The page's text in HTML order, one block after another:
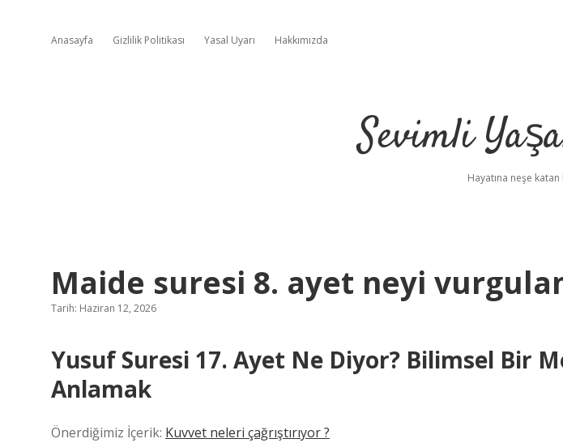
Anasayfa Gizlilik Politikası Yasal Uyarı Hakkımızda
Sevimli
Hayatına neşe
Maide suresi 8. ayet neyi
Tarih: Haziran 12, 2026
Yusuf Suresi 17. Ayet Ne Diyor? Bilimsel Bir
Anlamak
Önerdiğimiz İçerik: Kuvvet neleri çağrıştırıyor ?